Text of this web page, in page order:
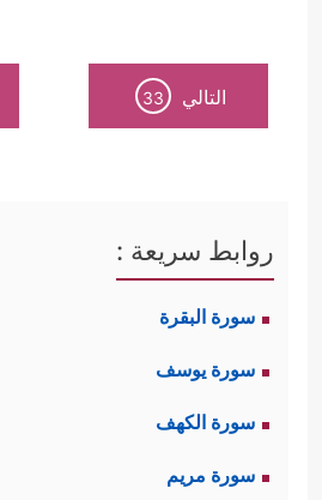
التالي 33
روابط سريعة :
سورة البقرة
سورة يوسف
سورة الكهف
سورة مريم